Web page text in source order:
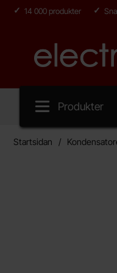
14 000 produkter
Produkter
Startsidan